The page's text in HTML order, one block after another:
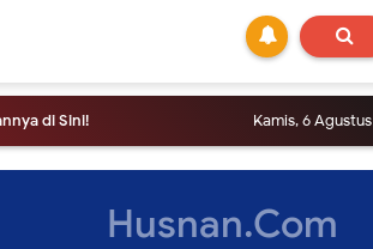
Kamis, 6 Agustus
Husnan.Com